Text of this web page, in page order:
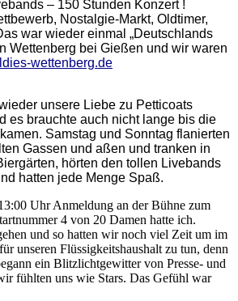
– 150 Stunden Konzert !
Nostalgie-Markt, Oldtimer,
war wieder einmal „Deutschlands
Wettenberg bei Gießen und wir waren
wettenberg.de
unsere Liebe zu Petticoats
es brauchte auch nicht lange bis die
Samstag und Sonntag flanierten
Gassen und aßen und tranken in
hörten den tollen Livebands
hatten jede Menge Spaß.
Uhr Anmeldung an der Bühne zum
4 von 20 Damen hatte ich.
und so hatten wir noch viel Zeit um im
unseren Flüssigkeitshaushalt zu tun, denn
ein Blitzlichtgewitter von Presse- und
fühlten uns wie Stars. Das Gefühl war